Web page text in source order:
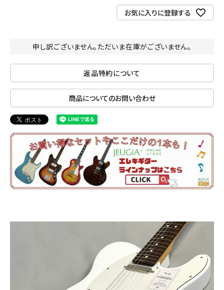
お気に入りに登録する
申し訳ございません。ただいま在庫がございません。
返品特約について
商品についてのお問い合わせ